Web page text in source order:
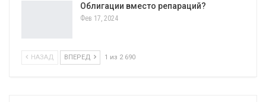
Облигации вместо репараций?
Фев 17, 2024
НАЗАД ВПЕРЕД 1 из 2 690